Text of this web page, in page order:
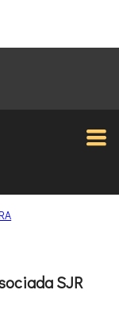
SJR